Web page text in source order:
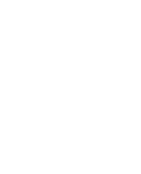
モデルやかかとを踏みながら履ける新感覚のシ